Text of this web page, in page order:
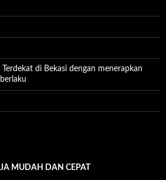
di Bekasi dengan menerapkan
MUDAH DAN CEPAT